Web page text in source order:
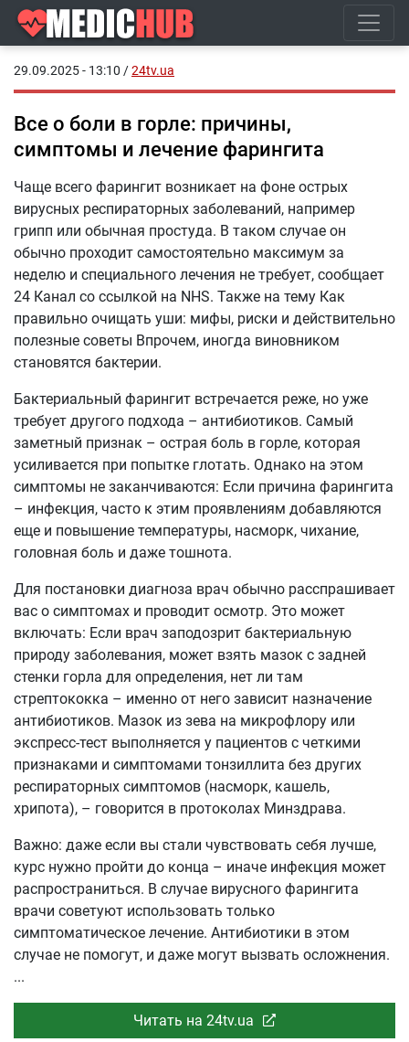
29.09.2025 - 13:10 /24tv.ua
Все о боли в горле: причины,
симптомы и лечение фарингита
Чаще всего фарингит возникает на фоне острых
вирусных респираторных заболеваний, например
грипп или обычная простуда. В таком случае он
обычно проходит самостоятельно максимум за
неделю и специального лечения не требует, сообщает
24 Канал со ссылкой на NHS. Также на тему Как
правильно очищать уши: мифы, риски и действительно
полезные советы Впрочем, иногда виновником
становятся бактерии.
Бактериальный фарингит встречается реже, но уже
требует другого подхода – антибиотиков. Самый
заметный признак – острая боль в горле, которая
усиливается при попытке глотать. Однако на этом
симптомы не заканчиваются: Если причина фарингита
– инфекция, часто к этим проявлениям добавляются
еще и повышение температуры, насморк, чихание,
головная боль и даже тошнота.
Для постановки диагноза врач обычно расспрашивает
вас о симптомах и проводит осмотр. Это может
включать: Если врач заподозрит бактериальную
природу заболевания, может взять мазок с задней
стенки горла для определения, нет ли там
стрептококка – именно от него зависит назначение
антибиотиков. Мазок из зева на микрофлору или
экспресс-тест выполняется у пациентов с четкими
признаками и симптомами тонзиллита без других
респираторных симптомов (насморк, кашель,
хрипота), – говорится в протоколах Минздрава.
Важно: даже если вы стали чувствовать себя лучше,
курс нужно пройти до конца – иначе инфекция может
распространиться. В случае вирусного фарингита
врачи советуют использовать только
симптоматическое лечение. Антибиотики в этом
случае не помогут, и даже могут вызвать осложнения.
Читать на 24tv.ua